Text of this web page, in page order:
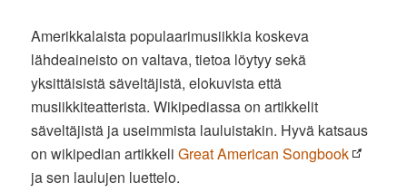
Amerikkalaista populaarimusiikkia koskeva
lähdeaineisto on valtava, tietoa löytyy sekä
yksittäisistä säveltäjistä, elokuvista että
musiikkiteatterista. Wikipediassa on artikkelit
säveltäjistä ja useimmista lauluistakin. Hyvä katsaus
on wikipedian artikkeliGreat American Songbook
ja sen laulujen luettelo.